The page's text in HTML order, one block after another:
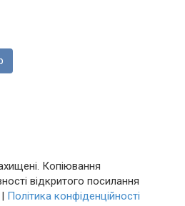
Копіювання
відкритого посилання
| Політика конфіденційності